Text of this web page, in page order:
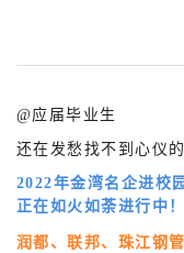
@应届毕业生
还在发愁找不到心仪的
2022年金湾名企进校
正在如火如荼进行中！
润都、联邦、珠江钢管